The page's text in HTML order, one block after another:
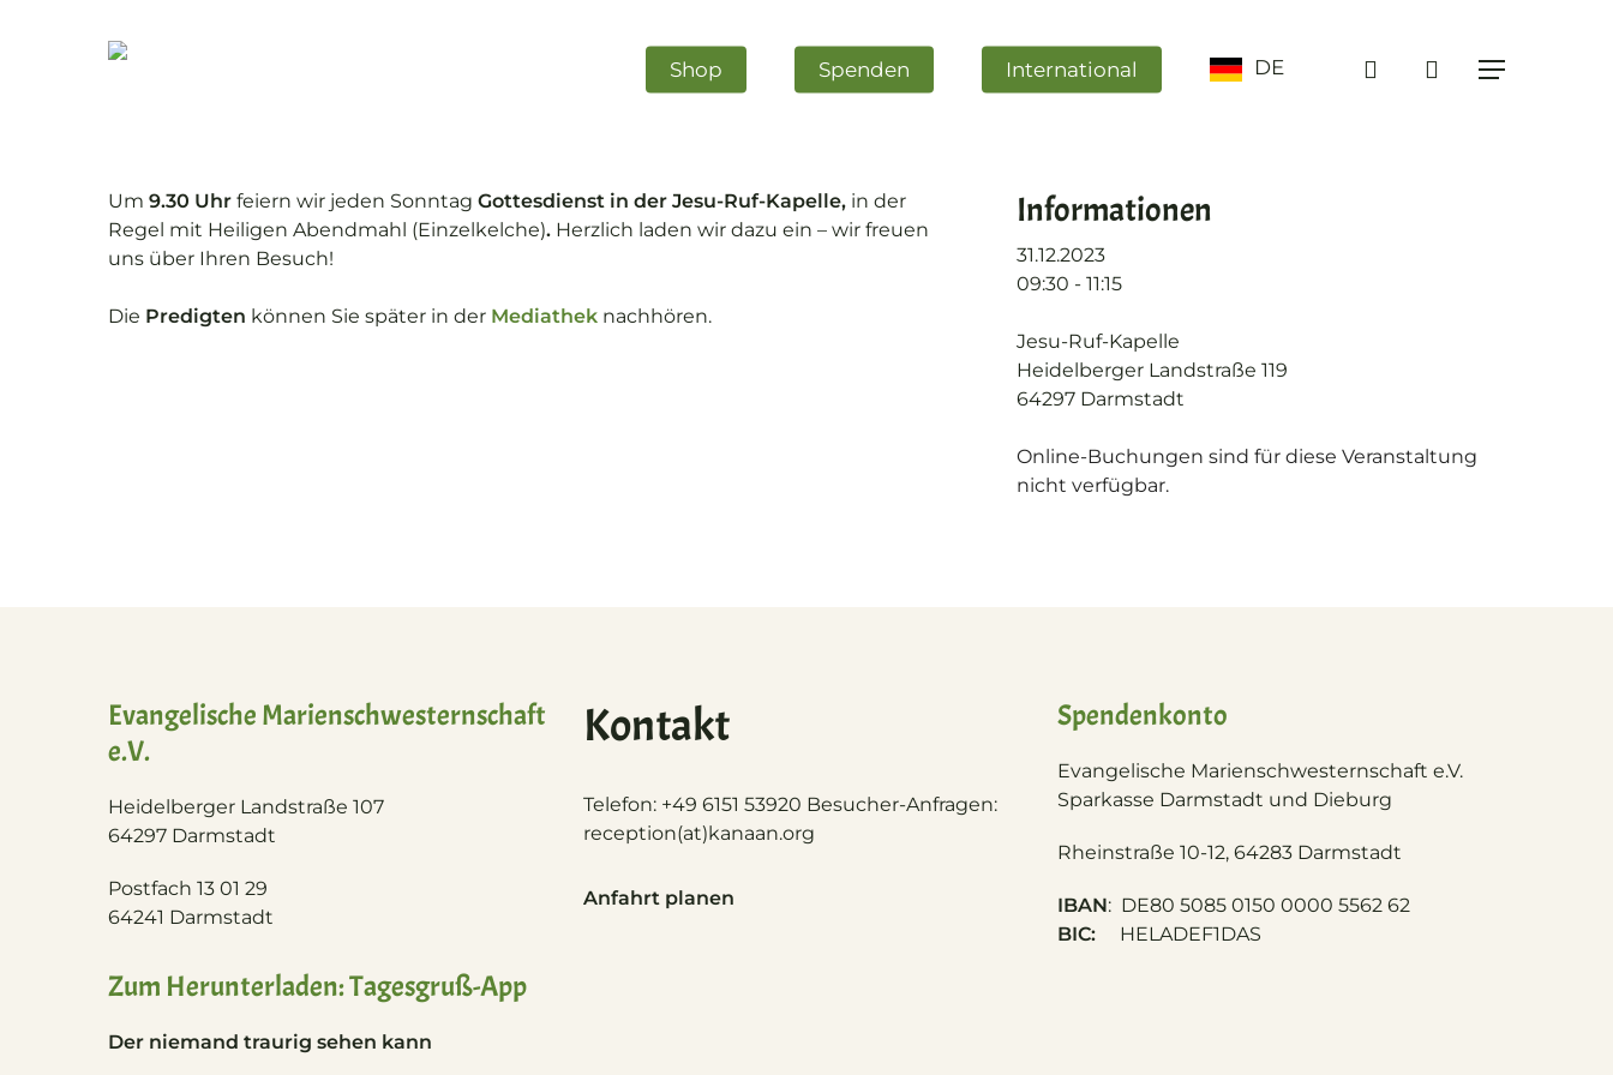
Drücken Sie ENTER für suchen oder ESC zum schließen
Shop Spenden International DE search Menü
Um 9.30 Uhr feiern wir jeden Sonntag Gottesdienst in der Jesu-Ruf-Kapelle, in der
Regel mit Heiligen Abendmahl (Einzelkelche). Herzlich laden wir dazu ein – wir freuen
uns über Ihren Besuch!
Die Predigten können Sie später in der Mediathek nachhören.
Informationen
31.12.2023
09:30 - 11:15
Jesu-Ruf-Kapelle
Heidelberger Landstraße 119
64297 Darmstadt
Online-Buchungen sind für diese Veranstaltung
nicht verfügbar.
Evangelische Marienschwesternschaft
e.V.
Heidelberger Landstraße 107
64297 Darmstadt
Postfach 13 01 29
64241 Darmstadt
Zum Herunterladen: Tagesgruß-App
Der niemand traurig sehen kann
Kontakt
Telefon: +49 6151 53920 Besucher-Anfragen:
reception(at)kanaan.org
Anfahrt planen
Spendenkonto
Evangelische Marienschwesternschaft e.V.
Sparkasse Darmstadt und Dieburg
Rheinstraße 10-12, 64283 Darmstadt
IBAN: DE80 5085 0150 0000 5562 62
BIC: HELADEF1DAS